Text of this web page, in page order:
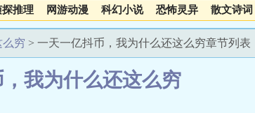
探推理 网游动漫 科幻小说 恐怖灵异 散文诗词
穷 > 一天一亿抖币，我为什么还这么穷章节列表
我为什么还这么穷